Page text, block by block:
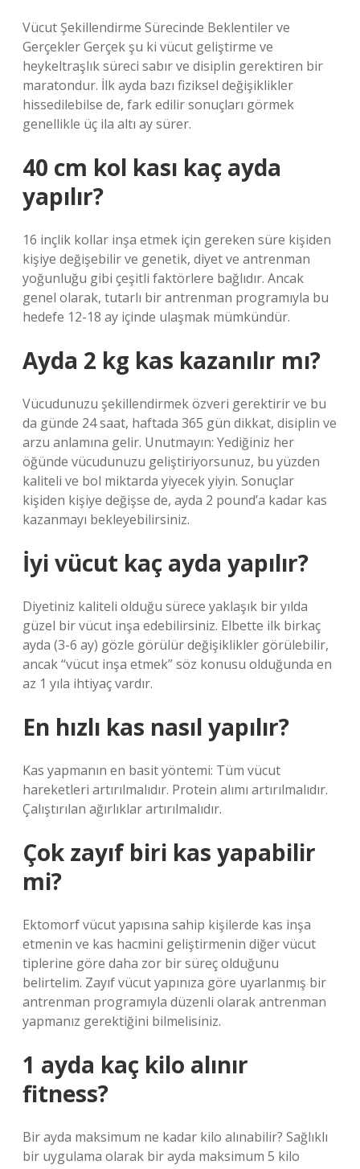
Vücut Şekillendirme Sürecinde Beklentiler ve
Gerçekler Gerçek şu ki vücut geliştirme ve
heykeltraşlık süreci sabır ve disiplin gerektiren bir
maratondur. İlk ayda bazı fiziksel değişiklikler
hissedilebilse de, fark edilir sonuçları görmek
genellikle üç ila altı ay sürer.
40 cm kol kası kaç ayda
yapılır?
16 inçlik kollar inşa etmek için gereken süre kişiden
kişiye değişebilir ve genetik, diyet ve antrenman
yoğunluğu gibi çeşitli faktörlere bağlıdır. Ancak
genel olarak, tutarlı bir antrenman programıyla bu
hedefe 12-18 ay içinde ulaşmak mümkündür.
Ayda 2 kg kas kazanılır mı?
Vücudunuzu şekillendirmek özveri gerektirir ve bu
da günde 24 saat, haftada 365 gün dikkat, disiplin ve
arzu anlamına gelir. Unutmayın: Yediğiniz her
öğünde vücudunuzu geliştiriyorsunuz, bu yüzden
kaliteli ve bol miktarda yiyecek yiyin. Sonuçlar
kişiden kişiye değişse de, ayda 2 pound’a kadar kas
kazanmayı bekleyebilirsiniz.
İyi vücut kaç ayda yapılır?
Diyetiniz kaliteli olduğu sürece yaklaşık bir yılda
güzel bir vücut inşa edebilirsiniz. Elbette ilk birkaç
ayda (3-6 ay) gözle görülür değişiklikler görülebilir,
ancak “vücut inşa etmek” söz konusu olduğunda en
az 1 yıla ihtiyaç vardır.
En hızlı kas nasıl yapılır?
Kas yapmanın en basit yöntemi: Tüm vücut
hareketleri artırılmalıdır. Protein alımı artırılmalıdır.
Çalıştırılan ağırlıklar artırılmalıdır.
Çok zayıf biri kas yapabilir
mi?
Ektomorf vücut yapısına sahip kişilerde kas inşa
etmenin ve kas hacmini geliştirmenin diğer vücut
tiplerine göre daha zor bir süreç olduğunu
belirtelim. Zayıf vücut yapınıza göre uyarlanmış bir
antrenman programıyla düzenli olarak antrenman
yapmanız gerektiğini bilmelisiniz.
1 ayda kaç kilo alınır
fitness?
Bir ayda maksimum ne kadar kilo alınabilir? Sağlıklı
bir uygulama olarak bir ayda maksimum 5 kilo